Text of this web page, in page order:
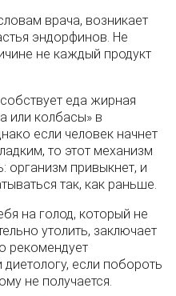
врача, возникает
эндорфинов. Не
не каждый продукт
еда жирная
или колбасы» в
если человек начнет
то этот механизм
организм привыкнет, и
так, как раньше.
на голод, который не
утолить, заключает
рекомендует
если побороть
не получается.